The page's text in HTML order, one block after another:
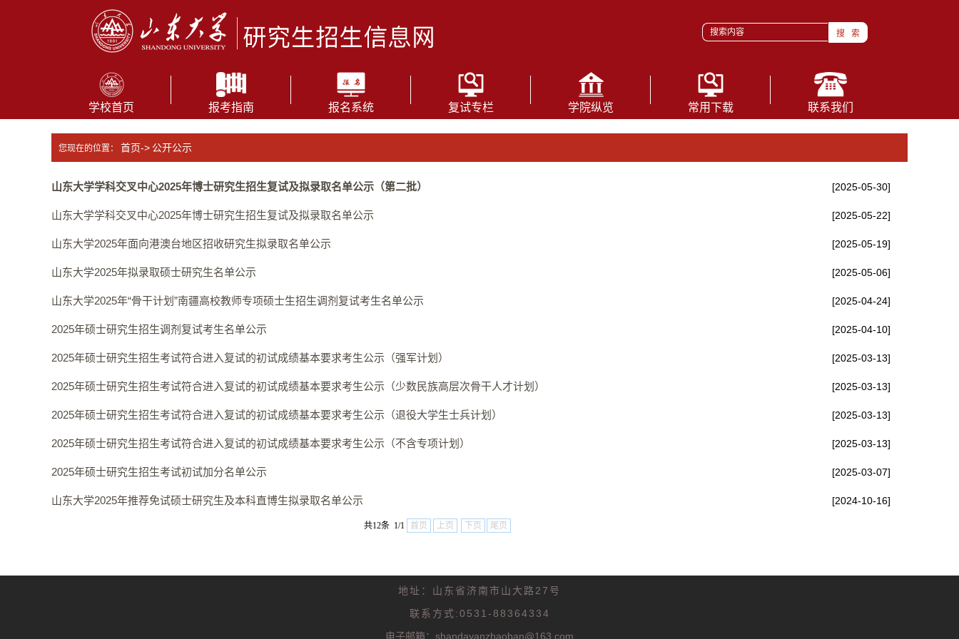
学校首页 报考指南 报名系统 复试专栏 学院纵览 常用下载 联系我们
您现在的位置： 首页-> 公开公示
山东大学学科交叉中心2025年博士研究生招生复试及拟录取名单公示（第二批） [2025-05-30]
山东大学学科交叉中心2025年博士研究生招生复试及拟录取名单公示 [2025-05-22]
山东大学2025年面向港澳台地区招收研究生拟录取名单公示 [2025-05-19]
山东大学2025年拟录取硕士研究生名单公示 [2025-05-06]
山东大学2025年“骨干计划”南疆高校教师专项硕士生招生调剂复试考生名单公示 [2025-04-24]
2025年硕士研究生招生调剂复试考生名单公示 [2025-04-10]
2025年硕士研究生招生考试符合进入复试的初试成绩基本要求考生公示（强军计划） [2025-03-13]
2025年硕士研究生招生考试符合进入复试的初试成绩基本要求考生公示（少数民族高层次骨干人才计划） [2025-03-13]
2025年硕士研究生招生考试符合进入复试的初试成绩基本要求考生公示（退役大学生士兵计划） [2025-03-13]
2025年硕士研究生招生考试符合进入复试的初试成绩基本要求考生公示（不含专项计划） [2025-03-13]
2025年硕士研究生招生考试初试加分名单公示 [2025-03-07]
山东大学2025年推荐免试硕士研究生及本科直博生拟录取名单公示 [2024-10-16]
共12条 1/1 首页 上页 下页 尾页
地址：山东省济南市山大路27号
联系方式:0531-88364334
电子邮箱：shandayanzhaoban@163.com